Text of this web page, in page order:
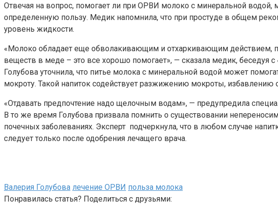
Отвечая на вопрос, помогает ли при ОРВИ молоко с минеральной водой,
определенную пользу. Медик напомнила, что при простуде в общем
уровень жидкости.
«Молоко обладает еще обволакивающим и отхаркивающим действием,
веществ в меде – это все хорошо помогает», — сказала медик, беседуя
Голубова уточнила, что питье молока с минеральной водой может
мокроту. Такой напиток содействует разжижению мокроты, избавлению
«Отдавать предпочтение надо щелочным водам», — предупредила
В то же время Голубова призвала помнить о существовании
почечных заболеваниях. Эксперт подчеркнула, что в любом случае
следует только после одобрения лечащего врача.
Валерия Голубова лечение ОРВИ польза молока
Понравилась статья? Поделиться с друзьями: